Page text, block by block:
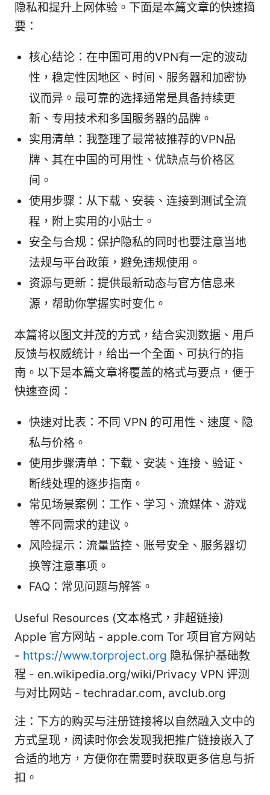
隐私和提升上网体验。下面是本篇文章的快速摘
要：
核心结论：在中国可用的VPN有一定的波动
性，稳定性因地区、时间、服务器和加密协
议而异。最可靠的选择通常是具备持续更
新、专用技术和多国服务器的品牌。
实用清单：我整理了最常被推荐的VPN品
牌、其在中国的可用性、优缺点与价格区
间。
使用步骤：从下载、安装、连接到测试全流
程，附上实用的小贴士。
安全与合规：保护隐私的同时也要注意当地
法规与平台政策，避免违规使用。
资源与更新：提供最新动态与官方信息来
源，帮助你掌握实时变化。
本篇将以图文并茂的方式，结合实测数据、用户
反馈与权威统计，给出一个全面、可执行的指
南。以下是本篇文章将覆盖的格式与要点，便于
快速查阅：
快速对比表：不同 VPN 的可用性、速度、隐
私与价格。
使用步骤清单：下载、安装、连接、验证、
断线处理的逐步指南。
常见场景案例：工作、学习、流媒体、游戏
等不同需求的建议。
风险提示：流量监控、账号安全、服务器切
换等注意事项。
FAQ：常见问题与解答。
Useful Resources (文本格式，非超链接)
Apple 官方网站 - apple.com Tor 项目官方网站
- https://www.torproject.org 隐私保护基础教
程 - en.wikipedia.org/wiki/Privacy VPN 评测
与对比网站 - techradar.com, avclub.org
注：下方的购买与注册链接将以自然融入文中的
方式呈现，阅读时你会发现我把推广链接嵌入了
合适的地方，方便你在需要时获取更多信息与折
扣。